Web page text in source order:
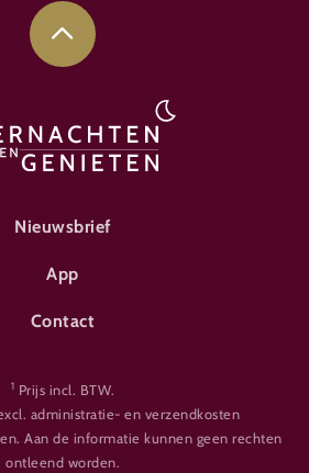
FOOTER-ÜBERNACHTEN
Nieuwsbrief
App
Contact
1 Prijs incl. BTW.
administratie- en verzendkosten
Aan de informatie kunnen geen rechten
ontleend worden.